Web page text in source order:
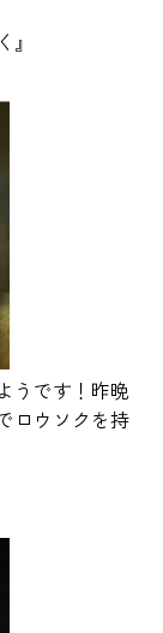
うです！昨晩
ロウソクを持